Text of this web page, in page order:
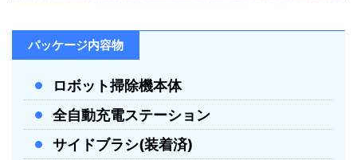
ダストバッグ容量 3.2 L
ダストボックス容
250 ml
清水タンク容量 4.5 L
パッケージ内容物
ロボット掃除機本体
全自動充電ステーション
サイドブラシ(装着済)